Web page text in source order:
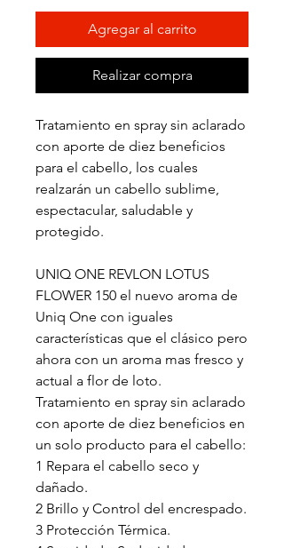
Agregar al carrito
Realizar compra
Tratamiento en spray sin aclarado
con aporte de diez beneficios
para el cabello, los cuales
realzarán un cabello sublime,
espectacular, saludable y
protegido.
UNIQ ONE REVLON LOTUS
FLOWER 150 el nuevo aroma de
Uniq One con iguales
características que el clásico pero
ahora con un aroma mas fresco y
actual a flor de loto.
Tratamiento en spray sin aclarado
con aporte de diez beneficios en
un solo producto para el cabello:
1 Repara el cabello seco y
dañado.
2 Brillo y Control del encrespado.
3 Protección Térmica.